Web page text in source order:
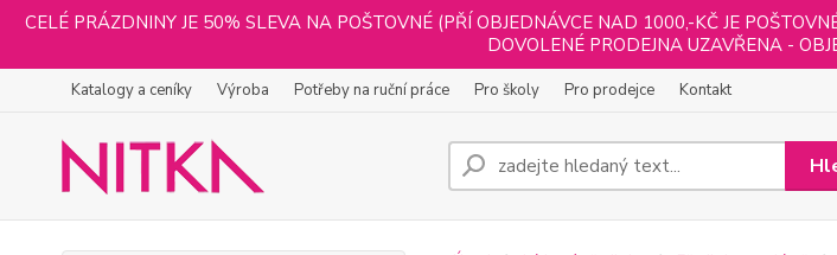
CELÉ PRÁZDNINY JE 50% SLEVA NA POŠTOVNÉ (PŘÍ OBJEDNÁVCE NAD 1000,-KČ JE
DOVOLENÉ PRODEJNA UZAVŘENA -
Katalogy a ceníky Výroba Potřeby na ruční práce Pro školy Pro prodejce Kontakt